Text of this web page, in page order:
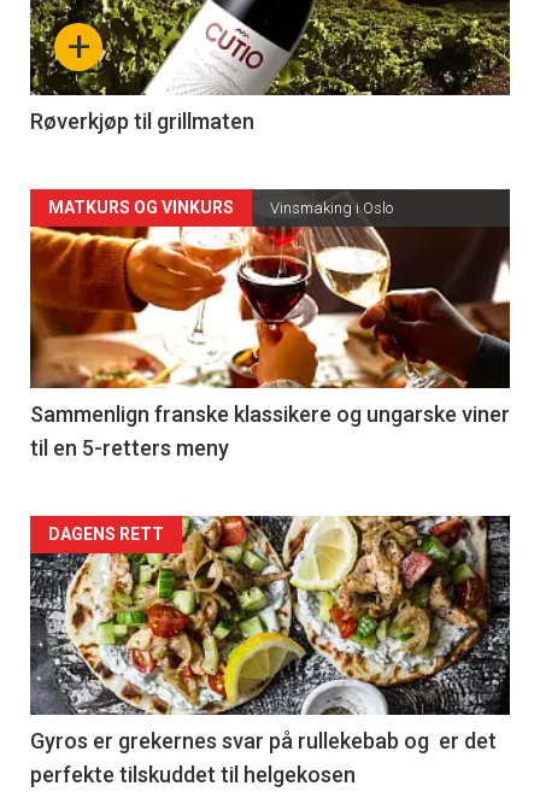
nå
-
4
+
Røverkjøp til grillmaten
Forsiden
akkurat
nå
-
5
MATKURS OG VINKURS Vinsmaking i Oslo
Sammenlign franske klassikere og ungarske viner
til en 5-retters meny
Forsiden
akkurat
nå
-
6
DAGENS RETT
Gyros er grekernes svar på rullekebab og er det
perfekte tilskuddet til helgekosen